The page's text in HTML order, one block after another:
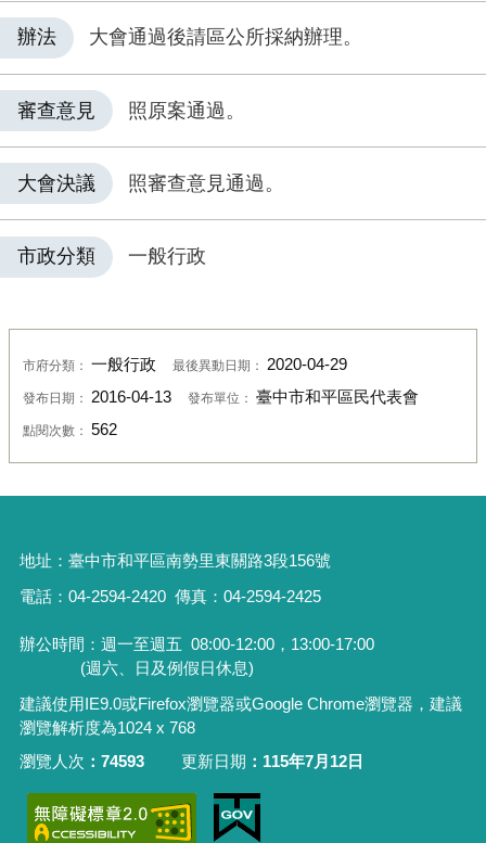
辦法 大會通過後請區公所採納辦理。
審查意見 照原案通過。
大會決議 照審查意見通過。
市政分類 一般行政
市府分類： 一般行政 最後異動日期： 2020-04-29
發布日期： 2016-04-13 發布單位： 臺中市和平區民代表會
點閱次數： 562
地址： 臺中市和平區南勢里東關路3段156號
電話：04-2594-2420 傳真：04-2594-2425
辦公時間：週一至週五 08:00-12:00，13:00-17:00
(週六、日及例假日休息)
建議使用IE9.0或Firefox瀏覽器或Google Chrome瀏覽器，建議
瀏覽解析度為1024 x 768
瀏覽人次
74593 更新日期 115年7月12日